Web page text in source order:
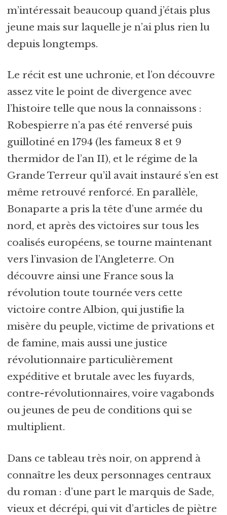
m’intéressait beaucoup quand j’étais plus
jeune mais sur laquelle je n’ai plus rien lu
depuis longtemps.
Le récit est une uchronie, et l’on découvre
assez vite le point de divergence avec
l’histoire telle que nous la connaissons :
Robespierre n’a pas été renversé puis
guillotiné en 1794 (les fameux 8 et 9
thermidor de l’an II), et le régime de la
Grande Terreur qu’il avait instauré s’en est
même retrouvé renforcé. En parallèle,
Bonaparte a pris la tête d’une armée du
nord, et après des victoires sur tous les
coalisés européens, se tourne maintenant
vers l’invasion de l’Angleterre. On
découvre ainsi une France sous la
révolution toute tournée vers cette
victoire contre Albion, qui justifie la
misère du peuple, victime de privations et
de famine, mais aussi une justice
révolutionnaire particulièrement
expéditive et brutale avec les fuyards,
contre-révolutionnaires, voire vagabonds
ou jeunes de peu de conditions qui se
multiplient.
Dans ce tableau très noir, on apprend à
connaître les deux personnages centraux
du roman : d’une part le marquis de Sade,
vieux et décrépi, qui vit d’articles de piètre